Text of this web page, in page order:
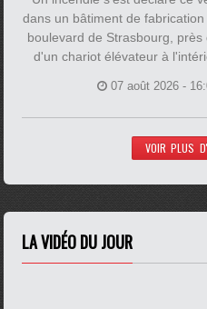
dans un bâtiment de
boulevard de Strasbourg,
d'un chariot élévateur à
07 août 2026 -
VOIR PLUS
LA VIDÉO DU JOUR